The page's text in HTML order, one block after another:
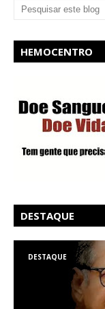
HEMOCENTRO
DESTAQUE
DESTAQUE